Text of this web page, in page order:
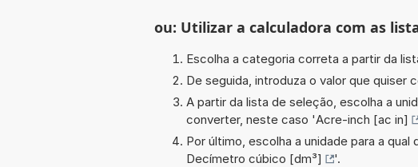
ou: Utilizar a calculadora com as
Escolha a categoria correta a partir da
De seguida, introduza o valor que quiser
A partir da lista de seleção, escolha a
converter, neste caso 'Acre-inch [ac in]
Por último, escolha a unidade para a
Decímetro cúbico [dm³]
'.